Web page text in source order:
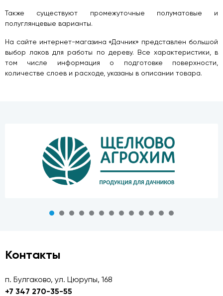
Также существуют промежуточные полуматовые и
полуглянцевые варианты.
На сайте интернет-магазина «Дачник» представлен большой
выбор лаков для работы по дереву. Все характеристики, в
том числе информация о подготовке поверхности,
количестве слоев и расходе, указаны в описании товара.
Контакты
п. Булгаково, ул. Цюрупы, 168
+7 347 270-35-55